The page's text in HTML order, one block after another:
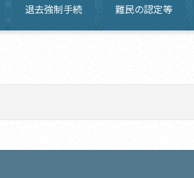
退去強制手続 難民の認定等